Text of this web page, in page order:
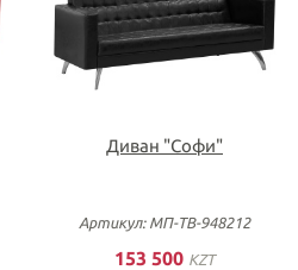
Диван "Софи"
Артикул: МП-ТВ-948212
153 500 KZT